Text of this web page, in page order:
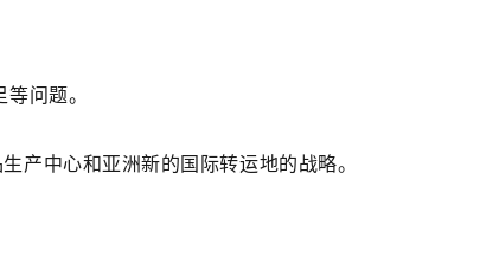
问题。
产中心和亚洲新的国际转运地的战略。